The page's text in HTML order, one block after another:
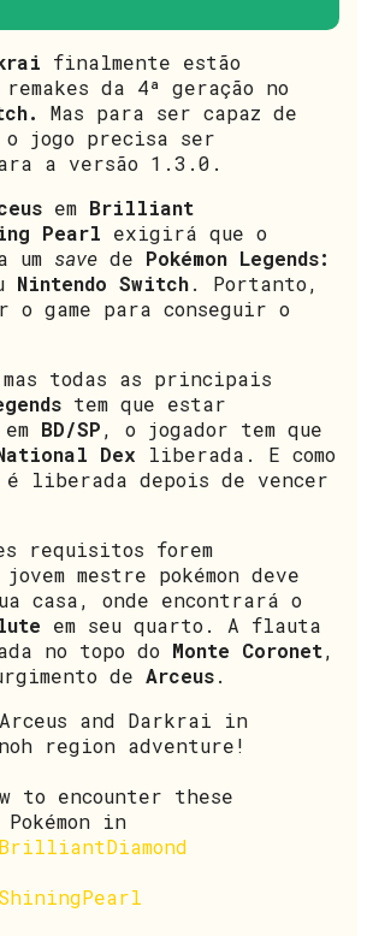
finalmente estão
remakes da 4ª geração no
Mas para ser capaz de
jogo precisa ser
a versão 1.3.0.
em Brilliant
Pearl exigirá que o
um save de Pokémon Legends:
Nintendo Switch. Portanto,
o game para conseguir o
todas as principais
tem que estar
BD/SP, o jogador tem que
Dex liberada. E como
é liberada depois de vencer
requisitos forem
mestre pokémon deve
casa, onde encontrará o
em seu quarto. A flauta
no topo do Monte Coronet,
de Arceus.
and Darkrai in
region adventure!
to encounter these
in